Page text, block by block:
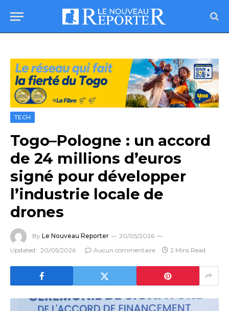
TECH
Togo–Pologne : un accord
de 24 millions d’euros
signé pour développer
l’industrie locale de
drones
By Le Nouveau Reporter
20/05/2026
Updated: 20/05/2026 Aucun commentaire 2 Mins Read